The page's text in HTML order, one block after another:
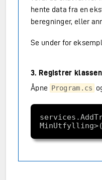
hente data fra en
beregninger, eller
Se under for
3. Registrer
Åpne Program.cs